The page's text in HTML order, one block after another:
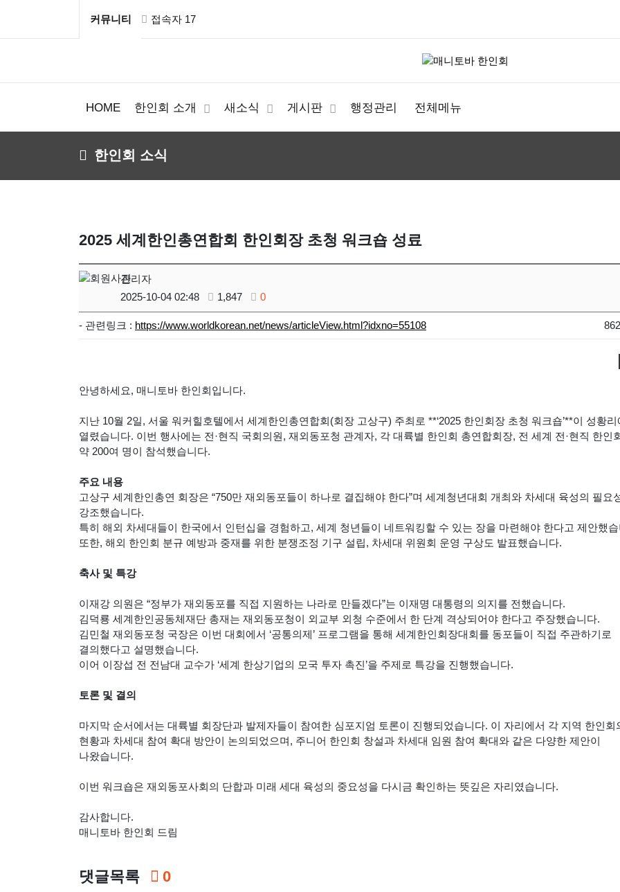
커뮤니티 접속자 17
HOME 한인회 소개 새소식 게시판 행정관리 전체메뉴
한인회 소식
2025 세계한인총연합회 한인회장 초청 워크숍 성료
관리자
2025-10-04 02:48
1,847 0
- 관련링크 : https://www.worldkorean.net/news/articleView.html?idxno=55108
안녕하세요, 매니토바 한인회입니다.
지난 10월 2일, 서울 워커힐호텔에서 세계한인총연합회(회장 고상구) 주최로 **‘2025 한인회장 초청 워크숍’**이 성황리
열렸습니다. 이번 행사에는 전·현직 국회의원, 재외동포청 관계자, 각 대륙별 한인회 총연합회장, 전 세계 전·현직 한인
약 200여 명이 참석했습니다.
주요 내용
고상구 세계한인총연 회장은 “750만 재외동포들이 하나로 결집해야 한다”며 세계청년대회 개최와 차세대 육성의 필요
강조했습니다.
특히 해외 차세대들이 한국에서 인턴십을 경험하고, 세계 청년들이 네트워킹할 수 있는 장을 마련해야 한다고 제안했
또한, 해외 한인회 분규 예방과 중재를 위한 분쟁조정 기구 설립, 차세대 위원회 운영 구상도 발표했습니다.
축사 및 특강
이재강 의원은 “정부가 재외동포를 직접 지원하는 나라로 만들겠다”는 이재명 대통령의 의지를 전했습니다.
김덕룡 세계한인공동체재단 총재는 재외동포청이 외교부 외청 수준에서 한 단계 격상되어야 한다고 주장했습니다.
김민철 재외동포청 국장은 이번 대회에서 ‘공통의제’ 프로그램을 통해 세계한인회장대회를 동포들이 직접 주관하기로
결의했다고 설명했습니다.
이어 이장섭 전 전남대 교수가 ‘세계 한상기업의 모국 투자 촉진’을 주제로 특강을 진행했습니다.
토론 및 결의
마지막 순서에서는 대륙별 회장단과 발제자들이 참여한 심포지엄 토론이 진행되었습니다. 이 자리에서 각 지역 한인회
현황과 차세대 참여 확대 방안이 논의되었으며, 주니어 한인회 창설과 차세대 임원 참여 확대와 같은 다양한 제안이
나왔습니다.
이번 워크숍은 재외동포사회의 단합과 미래 세대 육성의 중요성을 다시금 확인하는 뜻깊은 자리였습니다.
감사합니다.
매니토바 한인회 드림
댓글목록 0